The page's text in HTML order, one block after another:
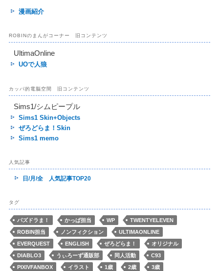
漫画紹介
ROBINのまんがコーナー 旧コンテンツ
UltimaOnline
UOで人狼
カッパ的電脳空間 旧コンテンツ
Sims1/シムピープル
Sims1 Skin+Objects
ぜろどらま！Skin
Sims1 memo
人気記事
日/月/全 人気記事TOP20
タグ
パズドラま！ かっぱ担当 WP
TWENTYELEVEN
ROBIN担当
ノンフィクション
ULTIMAONLINE
EVERQUEST
ENGLISH ぜろどらま！
オリジナル
DIABLO3
うぃろーず通販部 同人活動
C93
PIXIVFANBOX
イラスト 1歳 2歳 3歳